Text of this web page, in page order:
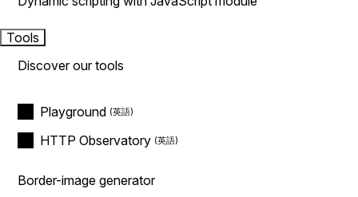
Tools
Discover our tools
Playground
HTTP Observatory
Border-image generator